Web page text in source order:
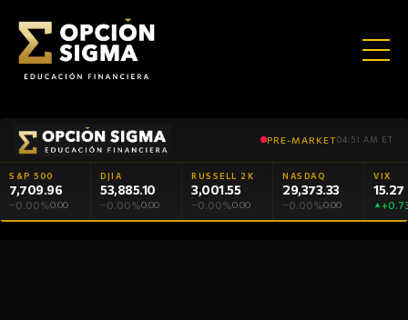
PRE-MARKET04:51 AM ET
S&P 500
7,709.96
—0.00%0.00
DJIA
53,885.10
—0.00%0.00
RUSSELL 2K
3,001.55
—0.00%0.00
NASDAQ
29,373.33
—0.00%0.00
VIX
15.27
▲